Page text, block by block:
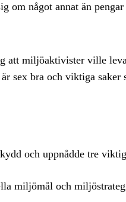
om något annat än
att miljöaktivister ville
sex bra och viktiga
och uppnådde tre
miljömål och